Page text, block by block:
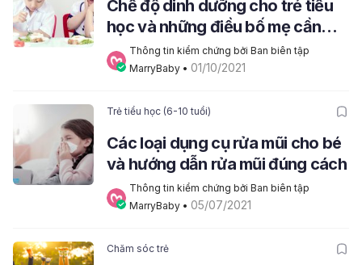
Chế độ dinh dưỡng cho trẻ tiểu
học và những điều bố mẹ cần
quan tâm
Thông tin kiểm chứng bởi Ban biên tập
MarryBaby • 01/10/2021
Trẻ tiểu học (6-10 tuổi)
Các loại dụng cụ rửa mũi cho bé
và hướng dẫn rửa mũi đúng cách
Thông tin kiểm chứng bởi Ban biên tập
MarryBaby • 05/07/2021
Chăm sóc trẻ